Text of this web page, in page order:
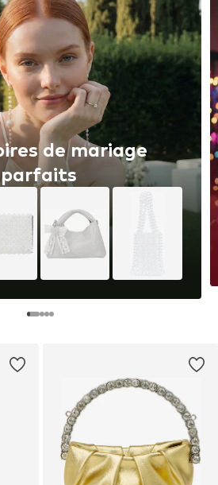
de mariage
parfaits